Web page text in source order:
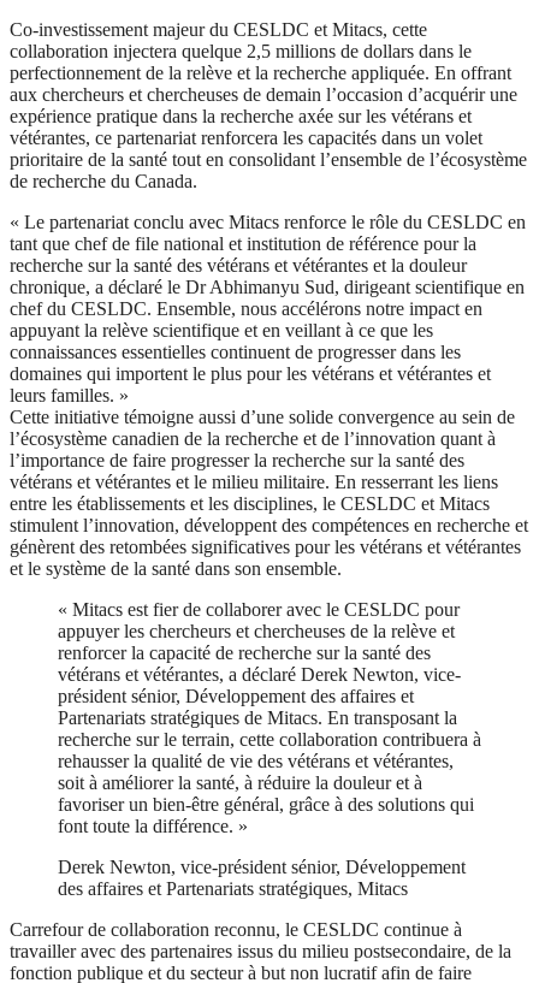
Co-investissement majeur du CESLDC et Mitacs, cette
collaboration injectera quelque 2,5 millions de dollars dans le
perfectionnement de la relève et la recherche appliquée. En offrant
aux chercheurs et chercheuses de demain l’occasion d’acquérir une
expérience pratique dans la recherche axée sur les vétérans et
vétérantes, ce partenariat renforcera les capacités dans un volet
prioritaire de la santé tout en consolidant l’ensemble de l’écosystème
de recherche du Canada.
« Le partenariat conclu avec Mitacs renforce le rôle du CESLDC en
tant que chef de file national et institution de référence pour la
recherche sur la santé des vétérans et vétérantes et la douleur
chronique, a déclaré le Dr Abhimanyu Sud, dirigeant scientifique en
chef du CESLDC. Ensemble, nous accélérons notre impact en
appuyant la relève scientifique et en veillant à ce que les
connaissances essentielles continuent de progresser dans les
domaines qui importent le plus pour les vétérans et vétérantes et
leurs familles. »
Cette initiative témoigne aussi d’une solide convergence au sein de
l’écosystème canadien de la recherche et de l’innovation quant à
l’importance de faire progresser la recherche sur la santé des
vétérans et vétérantes et le milieu militaire. En resserrant les liens
entre les établissements et les disciplines, le CESLDC et Mitacs
stimulent l’innovation, développent des compétences en recherche et
génèrent des retombées significatives pour les vétérans et vétérantes
et le système de la santé dans son ensemble.
« Mitacs est fier de collaborer avec le CESLDC pour
appuyer les chercheurs et chercheuses de la relève et
renforcer la capacité de recherche sur la santé des
vétérans et vétérantes, a déclaré Derek Newton, vice-
président sénior, Développement des affaires et
Partenariats stratégiques de Mitacs. En transposant la
recherche sur le terrain, cette collaboration contribuera à
rehausser la qualité de vie des vétérans et vétérantes,
soit à améliorer la santé, à réduire la douleur et à
favoriser un bien-être général, grâce à des solutions qui
font toute la différence. »
Derek Newton, vice-président sénior, Développement
des affaires et Partenariats stratégiques, Mitacs
Carrefour de collaboration reconnu, le CESLDC continue à
travailler avec des partenaires issus du milieu postsecondaire, de la
fonction publique et du secteur à but non lucratif afin de faire